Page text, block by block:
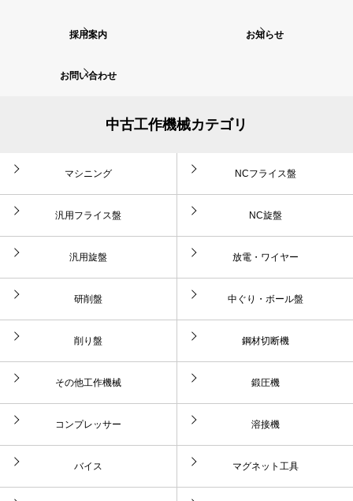
採用案内 お知らせ
お問い合わせ
中古工作機械カテゴリ
マシニング NCフライス盤
汎用フライス盤 NC旋盤
汎用旋盤 放電・ワイヤー
研削盤 中ぐり・ボール盤
削り盤 鋼材切断機
その他工作機械 鍛圧機
コンプレッサー 溶接機
バイス マグネット工具